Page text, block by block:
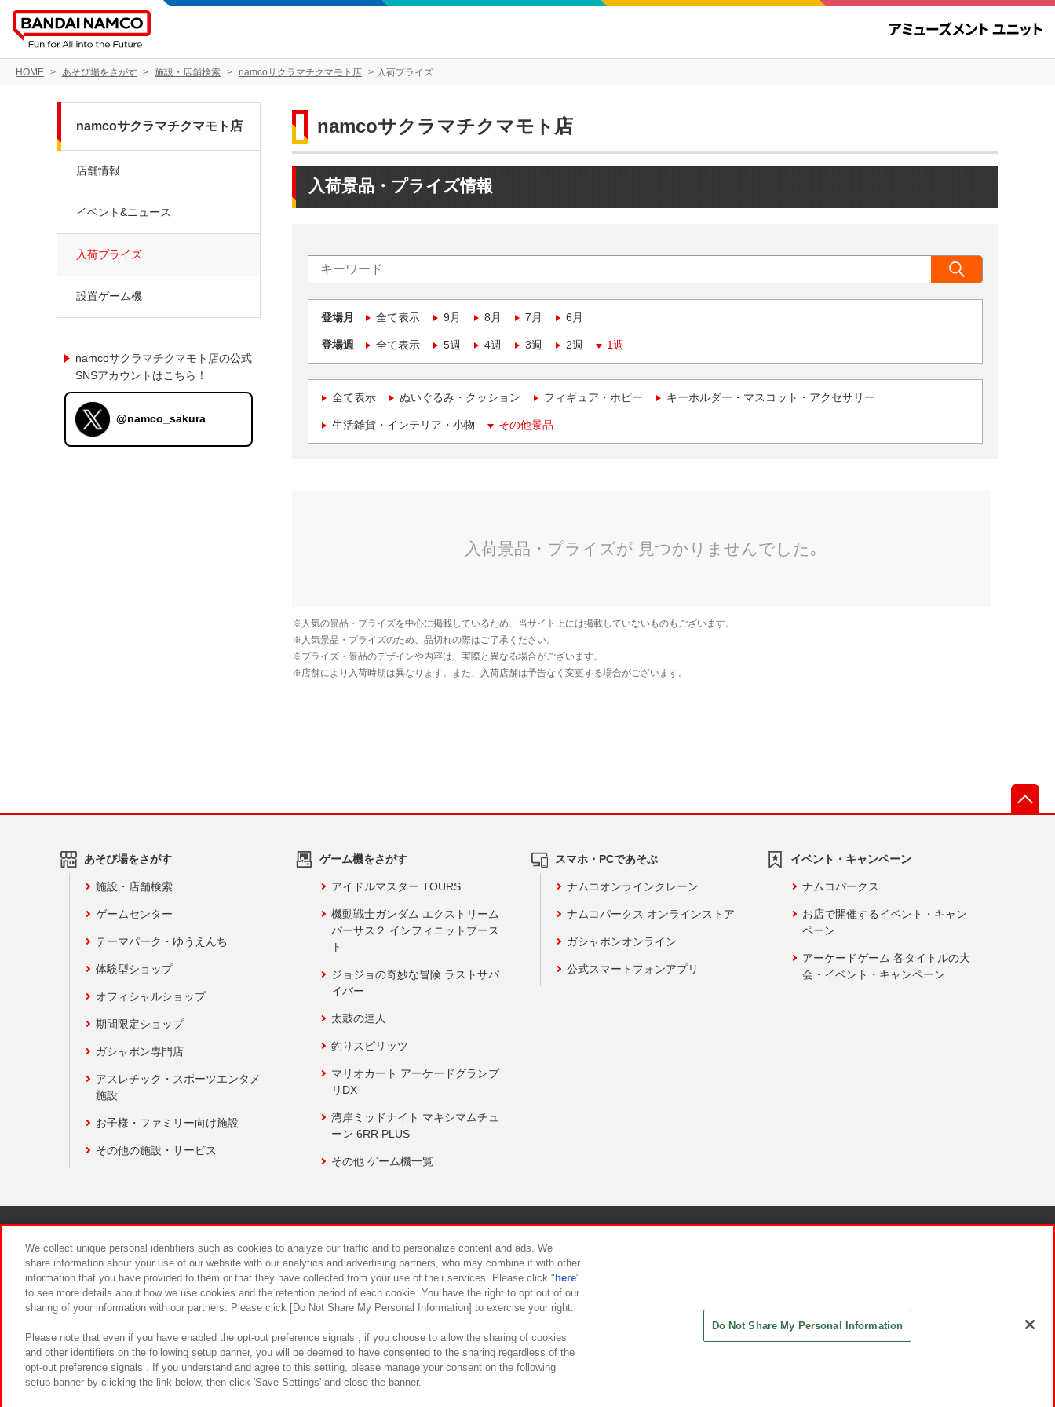
HOME あそび場をさがす 施設・店舗検索 namcoサクラマチクマモト店 入荷プライズ
namcoサクラマチクマモト店
入荷景品・プライズ情報
登場月 全て表示 9月 8月 7月 6月
登場週 全て表示 5週 4週 3週 2週 1週
全て表示 ぬいぐるみ・クッション フィギュア・ホビー キーホルダー・マスコット・アクセサリー
生活雑貨・インテリア・小物 その他景品
namcoサクラマチクマモト店
店舗情報
イベント&ニュース
入荷プライズ
設置ゲーム機
namcoサクラマチクマモト店の公式
SNSアカウントはこちら！
@namco_sakura
あそび場をさがす
施設・店舗検索
ゲームセンター
テーマパーク・ゆうえんち
体験型ショップ
オフィシャルショップ
期間限定ショップ
ガシャポン専門店
アスレチック・スポーツエンタメ
施設
お子様・ファミリー向け施設
その他の施設・サービス
ゲーム機をさがす
アイドルマスター TOURS
機動戦士ガンダム エクストリーム
バーサス２ インフィニットブース
ト
ジョジョの奇妙な冒険 ラストサバ
イバー
太鼓の達人
釣りスピリッツ
マリオカート アーケードグランプ
リDX
湾岸ミッドナイト マキシマムチュ
ーン 6RR PLUS
その他 ゲーム機一覧
スマホ・PCであそぶ
ナムコオンラインクレーン
ナムコパークス オンラインストア
ガシャポンオンライン
公式スマートフォンアプリ
イベント・キャンペーン
ナムコパークス
お店で開催するイベント・キャン
ペーン
アーケードゲーム 各タイトルの大
会・イベント・キャンペーン
食品のご提供について カスタマーハラスメント対応方針
We collect unique personal identifiers such as cookies to analyze our traffic and to personalize content and ads. We
share information about your use of our website with our analytics and advertising partners, who may combine it with other
information that you have provided to them or that they have collected from your use of their services. Please click " here"
to see more details about how we use cookies and the retention period of each cookie. You have the right to opt out of our
sharing of your information with our partners. Please click [Do Not Share My Personal Information] to exercise your right.
Please note that even if you have enabled the opt-out preference signals , if you choose to allow the sharing of cookies
and other identifiers on the following setup banner, you will be deemed to have consented to the sharing regardless of the
opt-out preference signals . If you understand and agree to this setting, please manage your consent on the following
setup banner by clicking the link below, then click 'Save Settings' and close the banner.
Do Not Share My Personal Information